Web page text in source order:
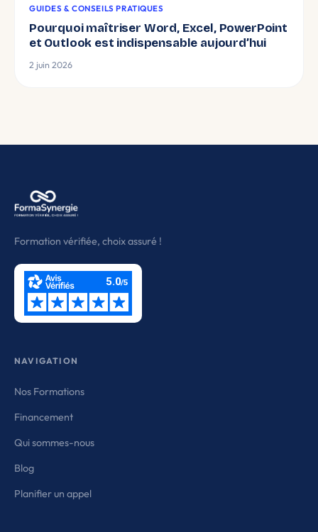
GUIDES & CONSEILS PRATIQUES
Pourquoi maîtriser Word, Excel, PowerPoint
et Outlook est indispensable aujourd’hui
2 juin 2026
Formation vérifiée, choix assuré !
NAVIGATION
Nos Formations
Financement
Qui sommes-nous
Blog
Planifier un appel